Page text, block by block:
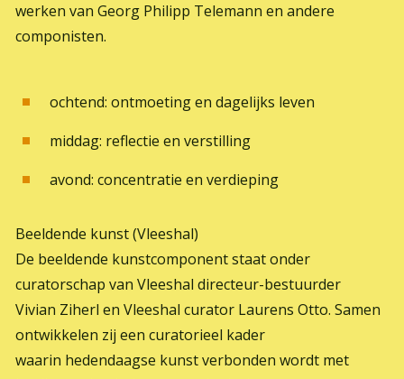
werken van Georg Philipp Telemann en andere
componisten.
ochtend: ontmoeting en dagelijks leven
middag: reflectie en verstilling
avond: concentratie en verdieping
Beeldende kunst (Vleeshal)
De beeldende kunstcomponent staat onder
curatorschap van Vleeshal directeur-bestuurder
Vivian Ziherl en Vleeshal curator Laurens Otto. Samen
ontwikkelen zij een curatorieel kader
waarin hedendaagse kunst verbonden wordt met